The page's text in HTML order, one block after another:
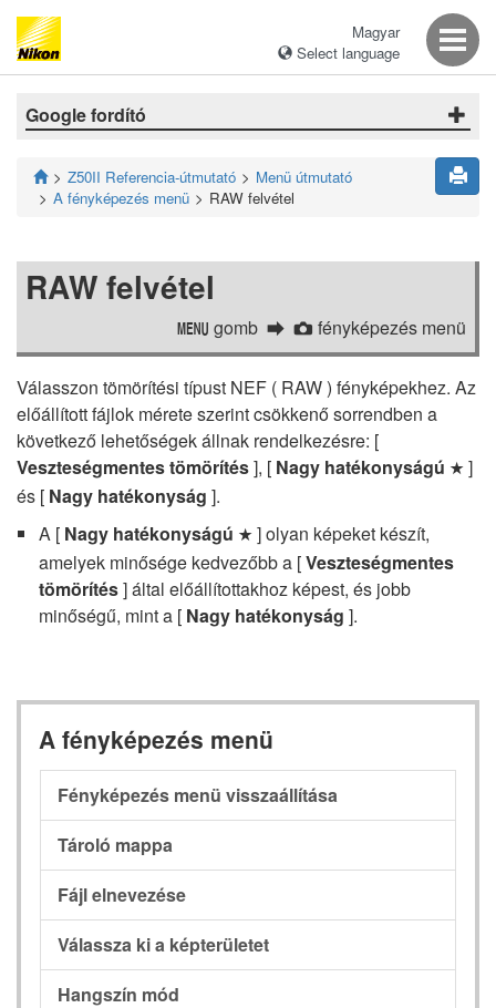
Magyar
Select language
Google fordító
Z50II Referencia-útmutató
Menü útmutató
A fényképezés menü
RAW felvétel
RAW felvétel
G gomb C fényképezés menü
Válasszon tömörítési típust NEF ( RAW ) fényképekhez. Az
előállított fájlok mérete szerint csökkenő sorrendben a
következő lehetőségek állnak rendelkezésre: [
Veszteségmentes tömörítés], [ Nagy hatékonyságú m ]
és [ Nagy hatékonyság ].
A [ Nagy hatékonyságú m ] olyan képeket készít,
amelyek minősége kedvezőbb a [Veszteségmentes
tömörítés] által előállítottakhoz képest, és jobb
minőségű, mint a [ Nagy hatékonyság ].
A fényképezés menü
Fényképezés menü visszaállítása
Tároló mappa
Fájl elnevezése
Válassza ki a képterületet
Hangszín mód